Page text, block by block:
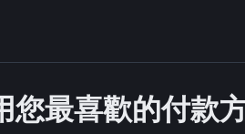
您最喜歡的付款